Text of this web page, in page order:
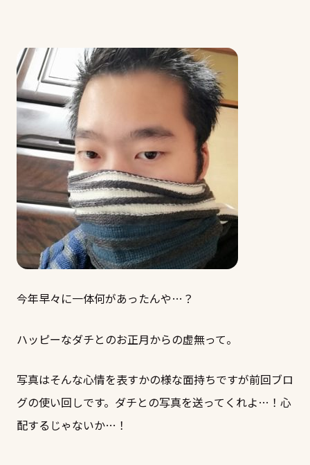
今年早々に一体何があったんや…？
ハッピーなダチとのお正月からの虚無って。
写真はそんな心情を表すかの様な面持ちですが前回ブロ
グの使い回しです。ダチとの写真を送ってくれよ…！心
配するじゃないか…！